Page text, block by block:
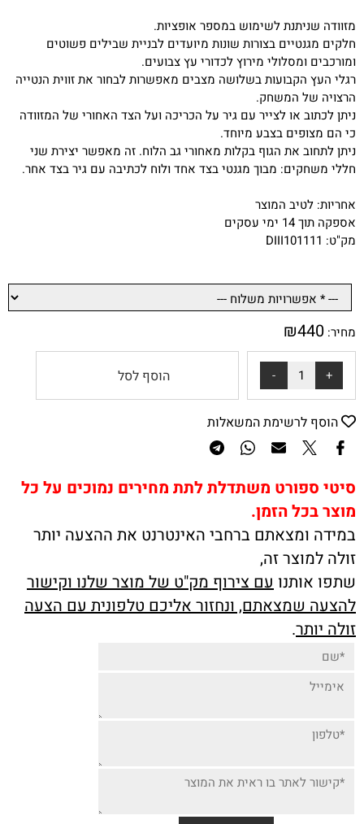
מזוודה שניתנת לשימוש במספר אופציות.
חלקים מגנטיים בצורות שונות מיועדים לבניית שבילים פשוטים
ומורכבים ומסלולי מירוץ לכדורי עץ צבועים.
רגלי העץ הקבועות בשלושה מצבים מאפשרות לבחור את זווית הנטייה
הרצויה של המשחק.
ניתן לכתוב או לצייר עם גיר על הכריכה ועל הצד האחורי של המזוודה
כי הם מצופים בצבע מיוחד.
ניתן לתחוב את הגוף בקלות מאחורי גב הלוח. זה מאפשר יצירת שני
חללי משחקים: מבוך מגנטי בצד אחד ולוח לכתיבה עם גיר בצד אחר.
אחריות: לטיב המוצר
אספקה תוך 14 ימי עסקים
מק"ט: DIII101111
מחיר: ₪440
הוסף לסל
הוסף לרשימת המשאלות
סיטי ספורט משתדלת לתת מחירים נמוכים על כל
מוצר בכל הזמן.
במידה ומצאתם ברחבי האינטרנט את ההצעה יותר
זולה למוצר זה,
שתפו אותנו עם צירוף מק"ט של מוצר שלנו וקישור
להצעה שמצאתם, ונחזור אליכם טלפונית עם הצעה
זולה יותר.